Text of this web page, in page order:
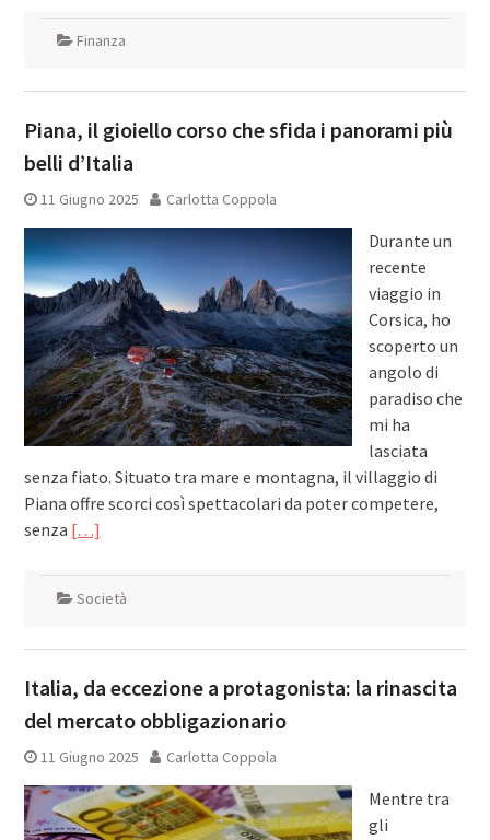
Finanza
Piana, il gioiello corso che sfida i panorami più
belli d’Italia
11 Giugno 2025 Carlotta Coppola
Durante un
recente
viaggio in
Corsica, ho
scoperto un
angolo di
paradiso che
mi ha
lasciata
senza fiato. Situato tra mare e montagna, il villaggio di
Piana offre scorci così spettacolari da poter competere,
senza […]
Società
Italia, da eccezione a protagonista: la rinascita
del mercato obbligazionario
11 Giugno 2025 Carlotta Coppola
Mentre tra
gli